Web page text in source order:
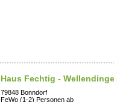
Haus Fechtig -
79848 Bonndorf
FeWo (1-2) Personen ab